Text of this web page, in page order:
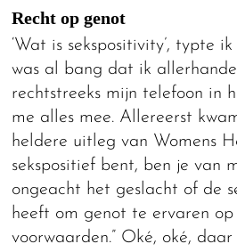
Recht op genot
‘Wat is sekspositivity’, typte
was al bang dat ik
rechtstreeks mijn telefoon in
me alles mee. Allereerst
heldere uitleg van Womens
sekspositief bent, ben je van
ongeacht het geslacht of de
heeft om genot te ervaren op
voorwaarden.” Oké, oké,